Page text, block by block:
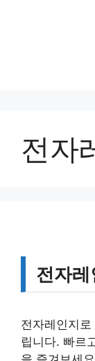
전자
전자레
전자레인지
립니다. 빠르